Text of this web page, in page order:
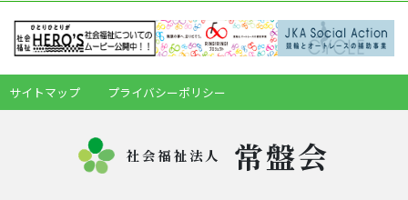
サイトマップ プライバシーポリシー
社会福祉法人 常盤会